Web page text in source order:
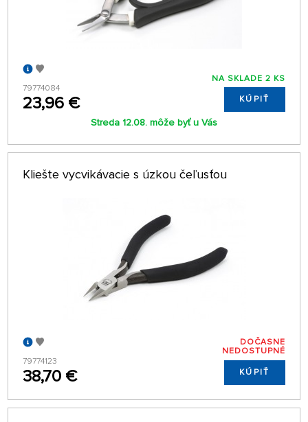
79774084
23,96 €
NA SKLADE 2 KS
KÚPIŤ
Streda 12.08. môže byť u Vás
Kliešte vycvikávacie s úzkou čeľusťou
79774123
38,70 €
DOČASNE
NEDOSTUPNÉ
KÚPIŤ